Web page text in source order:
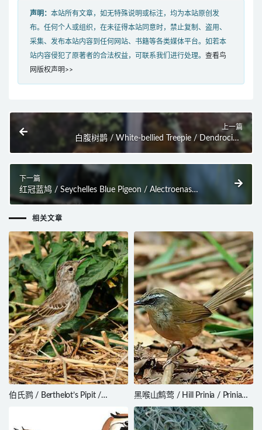
声明： 本站所有文章，如无特殊说明或标注，均为本站原创发
布。任何个人或组织，在未征得本站同意时，禁止复制、盗用、
采集、发布本站内容到任何网站、书籍等各类媒体平台。如若本
站内容侵犯了原著者的合法权益，可联系我们进行处理。 查看鸟
网版权声明>>
上一篇
白腹树鹊 / White-bellied Treepie / Dendrocitta
leucogastra
下一篇
红冠蓝鸠 / Seychelles Blue Pigeon / Alectroenas
pulcherrimus
相关文章
伯氏鹨 / Berthelot’s Pipit /
黑喉山鹪莺 / Hill Prinia / Prinia
superciliaris